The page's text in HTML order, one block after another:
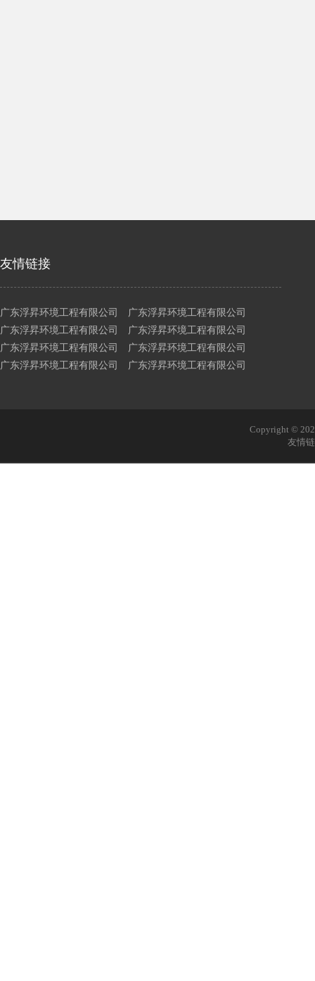
广东浮昇环境工程有限公司 广东浮昇环境工程有限公司
广东浮昇环境工程有限公司 广东浮昇环境工程有限公司
广东浮昇环境工程有限公司 广东浮昇环境工程有限公司
广东浮昇环境工程有限公司 广东浮昇环境工程有限公司
友情链接
Copyright ©
友情